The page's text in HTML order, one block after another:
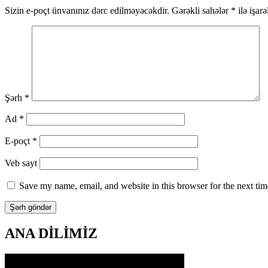
Sizin e-poçt ünvanınız dərc edilməyəcəkdir. Gərəkli sahələr * ilə
Şərh *
Ad *
E-poçt *
Veb sayt
Save my name, email, and website in this browser for the next
ANA DİLİMİZ